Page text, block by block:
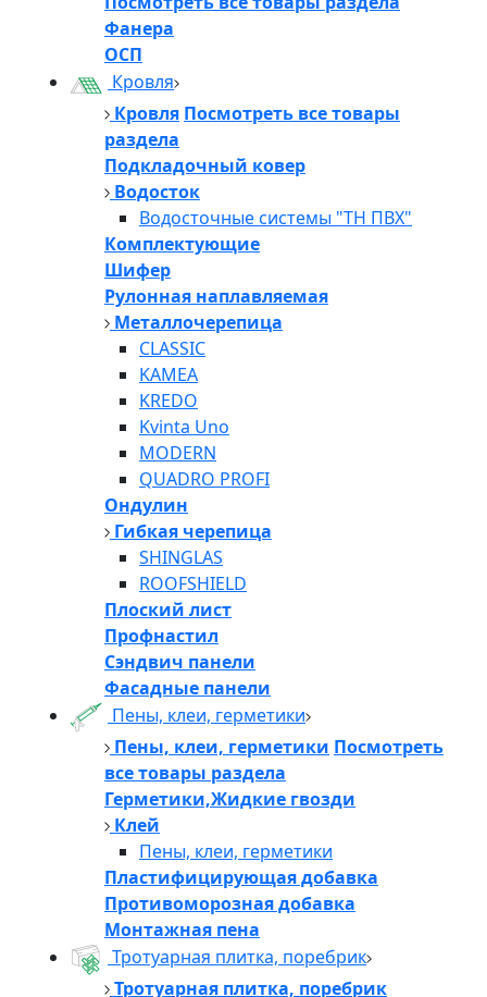
Фанера
ОСП
Кровля
Кровля Посмотреть все товары
раздела
Подкладочный ковер
Водосток
Водосточные системы "ТН ПВХ"
Комплектующие
Шифер
Рулонная наплавляемая
Металлочерепица
CLASSIC
KAMEA
KREDO
Kvinta Uno
MODERN
QUADRO PROFI
Ондулин
Гибкая черепица
SHINGLAS
ROOFSHIELD
Плоский лист
Профнастил
Сэндвич панели
Фасадные панели
Пены, клеи, герметики
Пены, клеи, герметики Посмотреть
все товары раздела
Герметики,Жидкие гвозди
Клей
Пены, клеи, герметики
Пластифицирующая добавка
Противоморозная добавка
Монтажная пена
Тротуарная плитка, поребрик
Тротуарная плитка, поребрик